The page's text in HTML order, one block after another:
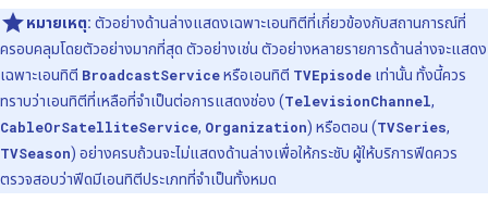
หมายเหตุ: ตัวอย่างด้านล่างแสดงเฉพาะเอนทิตีที่เกี่ยวข้องกับสถานการณ์ที่
ครอบคลุมโดยตัวอย่างมากที่สุด ตัวอย่างเช่น ตัวอย่างหลายรายการด้านล่างจะแสดง
เฉพาะเอนทิตี BroadcastServiceหรือเอนทิตี TVEpisode เท่านั้น ทั้งนี้ควร
ทราบว่าเอนทิตีที่เหลือที่จำเป็นต่อการแสดงช่อง (TelevisionChannel,
CableOrSatelliteService, Organization) หรือตอน (TVSeries,
TVSeason) อย่างครบถ้วนจะไม่แสดงด้านล่างเพื่อให้กระชับ ผู้ให้บริการฟีดควร
ตรวจสอบว่าฟีดมีเอนทิตีประเภทที่จำเป็นทั้งหมด